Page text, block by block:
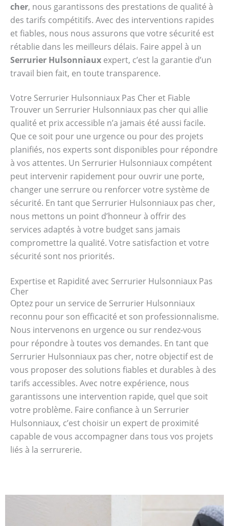
cher, nous garantissons des prestations de qualité à
des tarifs compétitifs. Avec des interventions rapides
et fiables, nous nous assurons que votre sécurité est
rétablie dans les meilleurs délais. Faire appel à un
Serrurier Hulsonniaux expert, c’est la garantie d’un
travail bien fait, en toute transparence.
Votre Serrurier Hulsonniaux Pas Cher et Fiable
Trouver un Serrurier Hulsonniaux pas cher qui allie
qualité et prix accessible n’a jamais été aussi facile.
Que ce soit pour une urgence ou pour des projets
planifiés, nos experts sont disponibles pour répondre
à vos attentes. Un Serrurier Hulsonniaux compétent
peut intervenir rapidement pour ouvrir une porte,
changer une serrure ou renforcer votre système de
sécurité. En tant que Serrurier Hulsonniaux pas cher,
nous mettons un point d’honneur à offrir des
services adaptés à votre budget sans jamais
compromettre la qualité. Votre satisfaction et votre
sécurité sont nos priorités.
Expertise et Rapidité avec Serrurier Hulsonniaux Pas
Cher
Optez pour un service de Serrurier Hulsonniaux
reconnu pour son efficacité et son professionnalisme.
Nous intervenons en urgence ou sur rendez-vous
pour répondre à toutes vos demandes. En tant que
Serrurier Hulsonniaux pas cher, notre objectif est de
vous proposer des solutions fiables et durables à des
tarifs accessibles. Avec notre expérience, nous
garantissons une intervention rapide, quel que soit
votre problème. Faire confiance à un Serrurier
Hulsonniaux, c’est choisir un expert de proximité
capable de vous accompagner dans tous vos projets
liés à la serrurerie.